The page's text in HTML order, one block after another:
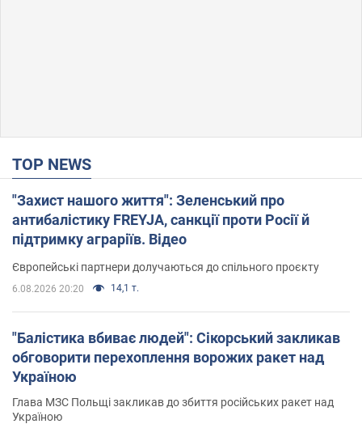
TOP NEWS
"Захист нашого життя": Зеленський про
антибалістику FREYJA, санкції проти Росії й
підтримку аграріїв. Відео
Європейські партнери долучаються до спільного проєкту
6.08.2026 20:20 14,1 т.
"Балістика вбиває людей": Сікорський закликав
обговорити перехоплення ворожих ракет над
Україною
Глава МЗС Польщі закликав до збиття російських ракет над
Україною